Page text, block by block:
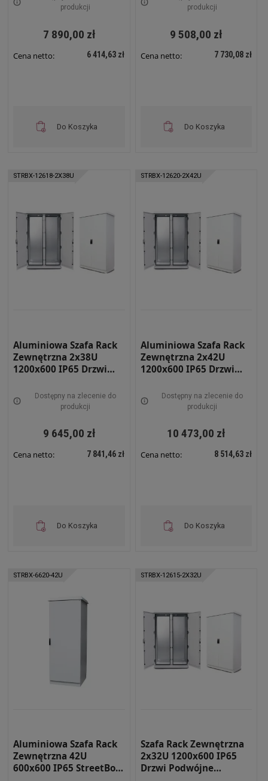
produkcji
7 890,00 zł
Cena netto: 6 414,63 zł
Do Koszyka
7035 STRBX-12815-
produkcji
9 508,00 zł
Cena netto: 7 730,08 zł
Do Koszyka
STRBX-12618-2X38U
Aluminiowa Szafa Rack
Zewnętrzna 2x38U
1200x600 IP65 Drzwi
Dwu-płaszczowa RAL
7035 STRBX-12618-
Dostępny na zlecenie do
produkcji
9 645,00 zł
Cena netto: 7 841,46 zł
Do Koszyka
STRBX-12620-2X42U
Aluminiowa Szafa Rack
Zewnętrzna 2x42U
1200x600 IP65 Drzwi
Dwu-płaszczowa RAL
7035 STRBX-12620-
Dostępny na zlecenie do
produkcji
10 473,00 zł
Cena netto: 8 514,63 zł
Do Koszyka
STRBX-6620-42U
Aluminiowa Szafa Rack
Zewnętrzna 42U
600x600 IP65 StreetBox
STRBX-12615-2X32U
Szafa Rack Zewnętrzna
2x32U 1200x600 IP65
Drzwi Podwójne